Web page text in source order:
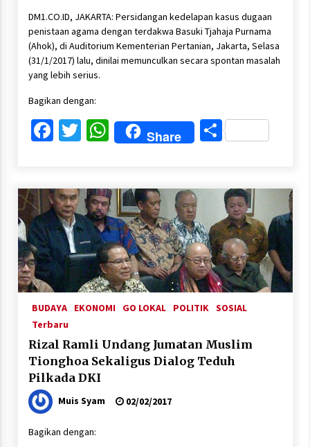
DM1.CO.ID, JAKARTA: Persidangan kedelapan kasus dugaan
penistaan agama dengan terdakwa Basuki Tjahaja Purnama
(Ahok), di Auditorium Kementerian Pertanian, Jakarta, Selasa
(31/1/2017) lalu, dinilai memunculkan secara spontan masalah
yang lebih serius.
Bagikan dengan:
Facebook
Twitter
WhatsApp
Share Share
BUDAYA EKONOMI GO LOKAL POLITIK SOSIAL
Terbaru
Rizal Ramli Undang Jumatan Muslim
Tionghoa Sekaligus Dialog Teduh
Pilkada DKI
Muis Syam 02/02/2017
Bagikan dengan: